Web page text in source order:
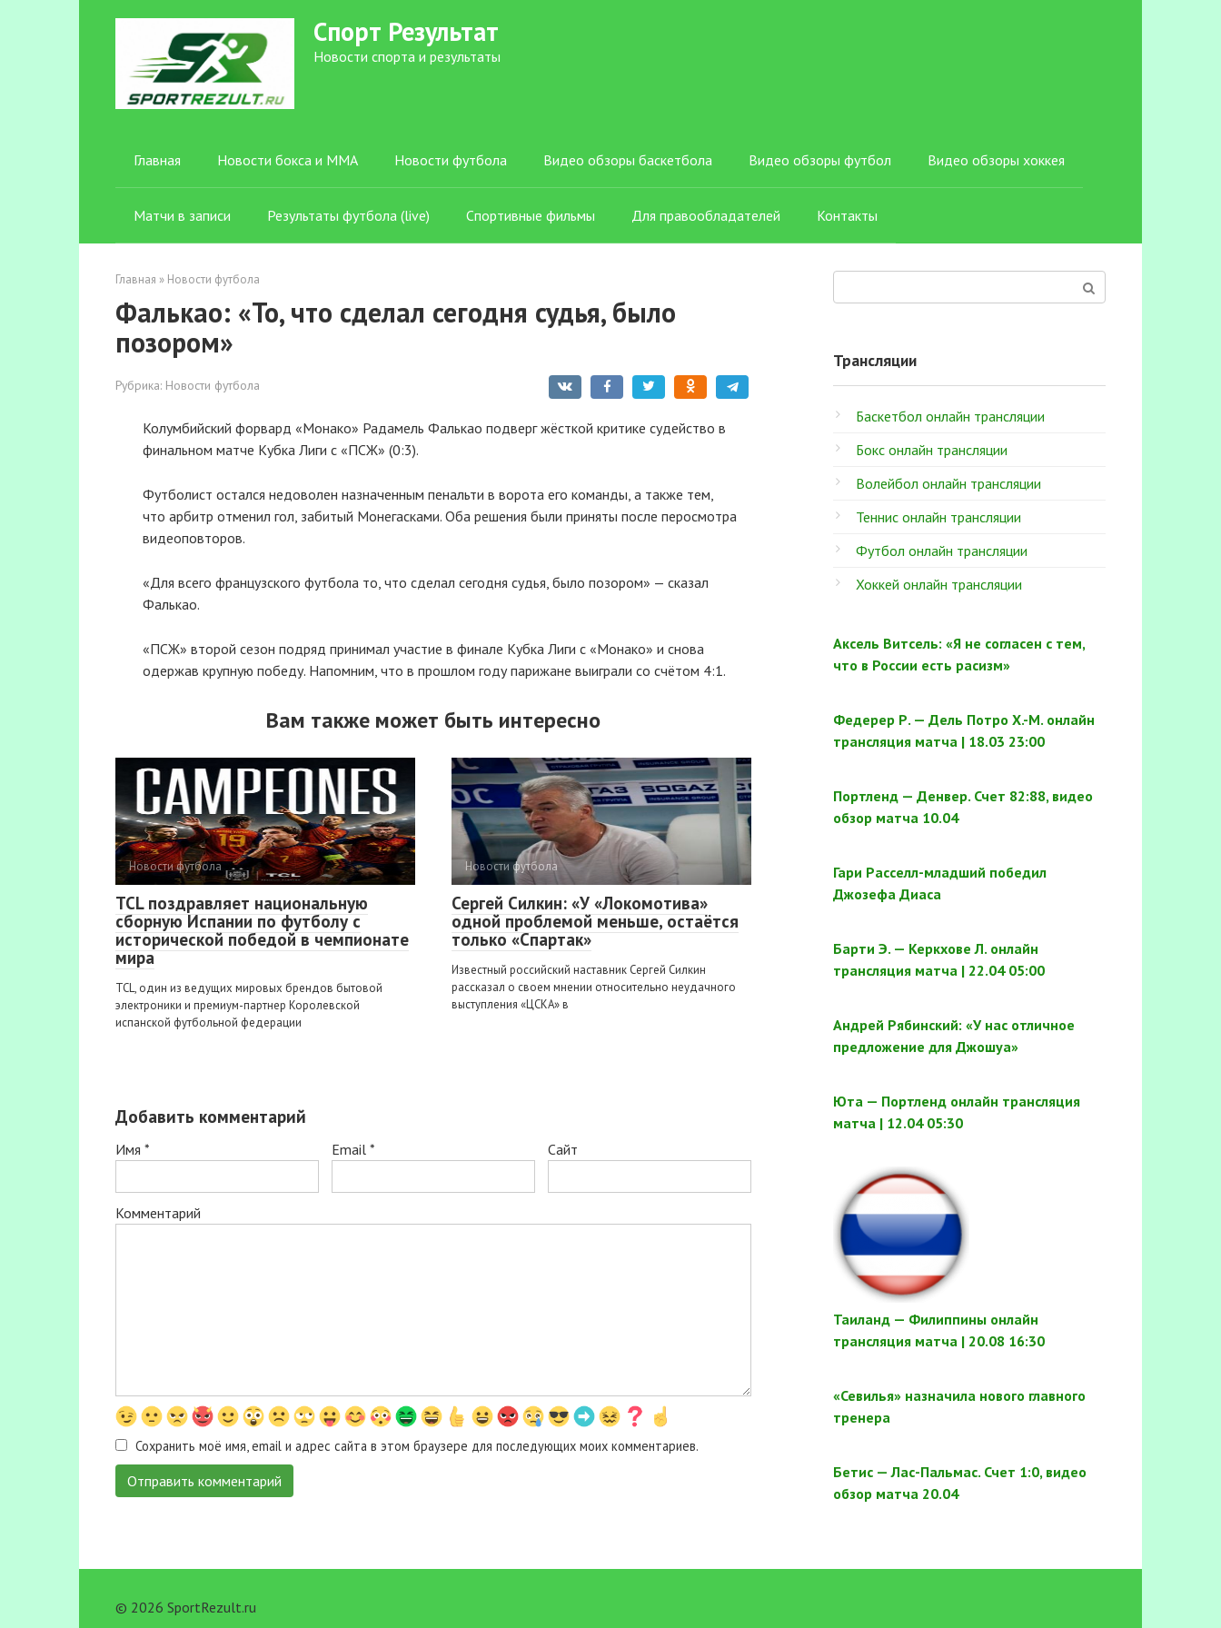
Спорт Результат
Новости спорта и результаты
Главная Новости бокса и ММА Новости футбола Видео обзоры баскетбола Видео обзоры футбол Видео обзоры хоккея
Матчи в записи Результаты футбола (live) Спортивные фильмы Для правообладателей Контакты
Главная » Новости футбола
Фалькао: «То, что сделал сегодня судья, было
позором»
Рубрика: Новости футбола
Колумбийский форвард «Монако» Радамель Фалькао подверг жёсткой критике судейство в
финальном матче Кубка Лиги с «ПСЖ» (0:3).
Футболист остался недоволен назначенным пенальти в ворота его команды, а также тем,
что арбитр отменил гол, забитый Монегасками. Оба решения были приняты после перосмотра
видеоповторов.
«Для всего французского футбола то, что сделал сегодня судья, было позором» — сказал
Фалькао.
«ПСЖ» второй сезон подряд принимал участие в финале Кубка Лиги с «Монако» и снова
одержав крупную победу. Напомним, что в прошлом году парижане выиграли со счётом 4:1.
Вам также может быть интересно
Новости футбола
TCL поздравляет национальную
сборную Испании по футболу с
исторической победой в чемпионате
мира
TCL, один из ведущих мировых брендов бытовой
электроники и премиум-партнер Королевской
испанской футбольной федерации
Новости футбола
Сергей Силкин: «У «Локомотива»
одной проблемой меньше, остаётся
только «Спартак»
Известный российский наставник Сергей Силкин
рассказал о своем мнении относительно неудачного
выступления «ЦСКА» в
Добавить комментарий
Имя * Email * Сайт
Комментарий
Сохранить моё имя, email и адрес сайта в этом браузере для последующих моих комментариев.
Трансляции
Баскетбол онлайн трансляции
Бокс онлайн трансляции
Волейбол онлайн трансляции
Теннис онлайн трансляции
Футбол онлайн трансляции
Хоккей онлайн трансляции
Аксель Витсель: «Я не согласен с тем,
что в России есть расизм»
Федерер Р. — Дель Потро Х.-М. онлайн
трансляция матча | 18.03 23:00
Портленд — Денвер. Счет 82:88, видео
обзор матча 10.04
Гари Расселл-младший победил
Джозефа Диаса
Барти Э. — Керкхове Л. онлайн
трансляция матча | 22.04 05:00
Андрей Рябинский: «У нас отличное
предложение для Джошуа»
Юта — Портленд онлайн трансляция
матча | 12.04 05:30
Таиланд — Филиппины онлайн
трансляция матча | 20.08 16:30
«Севилья» назначила нового главного
тренера
Бетис — Лас-Пальмас. Счет 1:0, видео
обзор матча 20.04
© 2026 SportRezult.ru